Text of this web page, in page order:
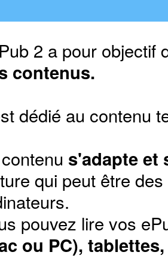
2 a pour
contenus.
dédié au contenu
s'adapte et
qui peut être
pouvez lire vos
ou PC),